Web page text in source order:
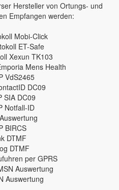
Hersteller von Ortungs- und
Empfangen werden:
Mobi-Click
ET-Safe
Xexun TK103
Mens Health
VdS2465
DC09
SIA DC09
Notfall-ID
BIRCS
DTMF
DTMF
per GPRS
Auswertung
Auswertung